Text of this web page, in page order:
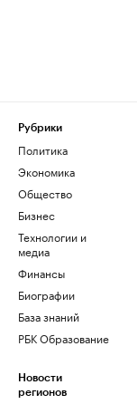
Рубрики
Политика
Экономика
Общество
Бизнес
Технологии и
медиа
Финансы
Биографии
База знаний
РБК Образование
Новости
регионов